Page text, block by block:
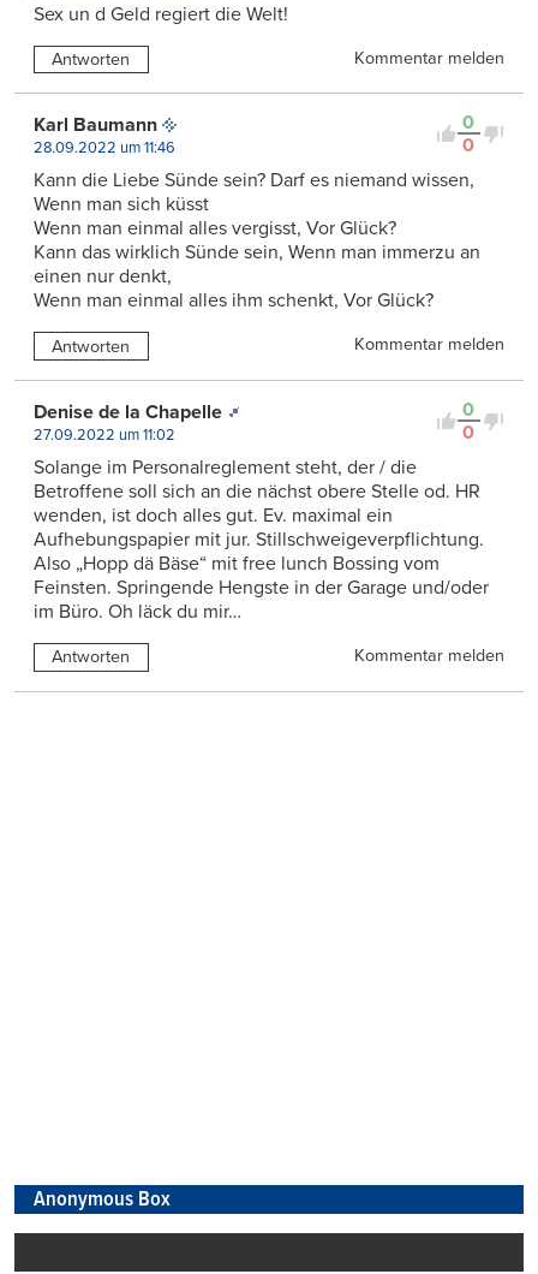
Sex un d Geld regiert die Welt!
Antworten Kommentar melden
0
0
Karl Baumann
28.09.2022 um 11:46
Kann die Liebe Sünde sein? Darf es niemand wissen,
Wenn man sich küsst
Wenn man einmal alles vergisst, Vor Glück?
Kann das wirklich Sünde sein, Wenn man immerzu an
einen nur denkt,
Wenn man einmal alles ihm schenkt, Vor Glück?
Antworten Kommentar melden
0
0
Denise de la Chapelle
27.09.2022 um 11:02
Solange im Personalreglement steht, der / die
Betroffene soll sich an die nächst obere Stelle od. HR
wenden, ist doch alles gut. Ev. maximal ein
Aufhebungspapier mit jur. Stillschweigeverpflichtung.
Also „Hopp dä Bäse“ mit free lunch Bossing vom
Feinsten. Springende Hengste in der Garage und/oder
im Büro. Oh läck du mir…
Antworten Kommentar melden
Anonymous Box